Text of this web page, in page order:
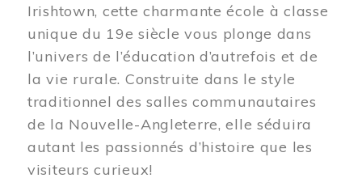
Irishtown, cette charmante école à classe
unique du 19e siècle vous plonge dans
l’univers de l’éducation d’autrefois et de
la vie rurale. Construite dans le style
traditionnel des salles communautaires
de la Nouvelle-Angleterre, elle séduira
autant les passionnés d’histoire que les
visiteurs curieux!